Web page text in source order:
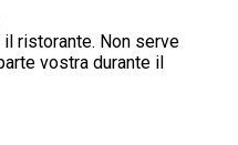
ristorante. Non serve
vostra durante il